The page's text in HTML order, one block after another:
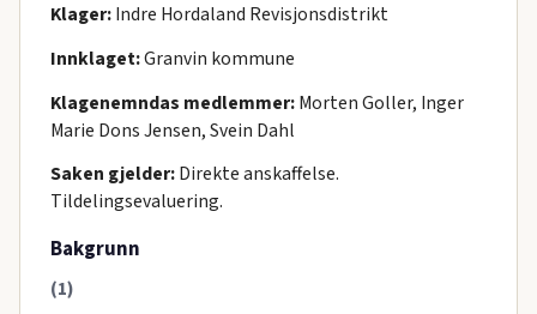
Klager:Indre Hordaland Revisjonsdistrikt
Innklaget:Granvin kommune
Klagenemndas medlemmer:Morten Goller, Inger
Marie Dons Jensen, Svein Dahl
Saken gjelder:Direkte anskaffelse.
Tildelingsevaluering.
Bakgrunn
(1)